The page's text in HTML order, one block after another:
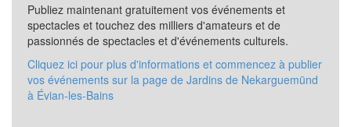
Publiez maintenant gratuitement vos événements et
spectacles et touchez des milliers d'amateurs et de
passionnés de spectacles et d'événements culturels.
Cliquez ici pour plus d'informations et commencez à publier
vos événements sur la page de Jardins de Nekarguemünd
à Évian-les-Bains